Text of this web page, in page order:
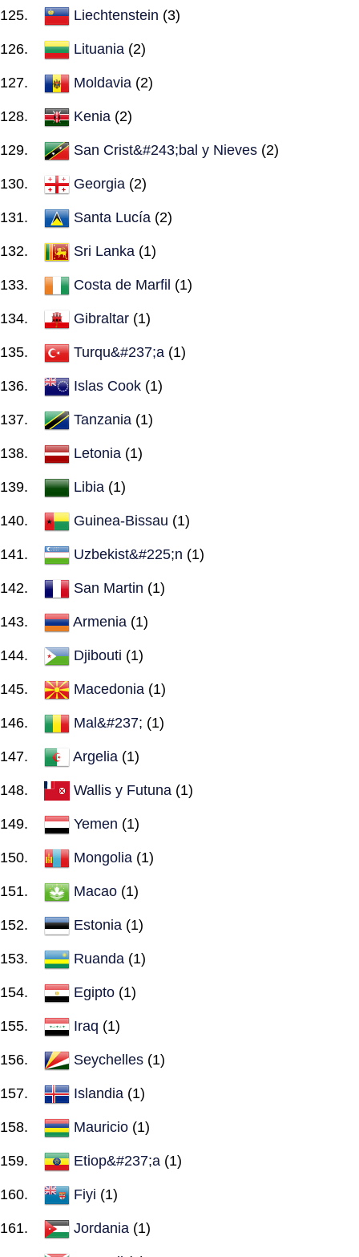
Liechtenstein (3)
Lituania (2)
Moldavia (2)
Kenia (2)
San Crist&#243;bal y Nieves (2)
Georgia (2)
Santa Lucía (2)
Sri Lanka (1)
Costa de Marfil (1)
Gibraltar (1)
Turqu&#237;a (1)
Islas Cook (1)
Tanzania (1)
Letonia (1)
Libia (1)
Guinea-Bissau (1)
Uzbekist&#225;n (1)
San Martin (1)
Armenia (1)
Djibouti (1)
Macedonia (1)
Mal&#237; (1)
Argelia (1)
Wallis y Futuna (1)
Yemen (1)
Mongolia (1)
Macao (1)
Estonia (1)
Ruanda (1)
Egipto (1)
Iraq (1)
Seychelles (1)
Islandia (1)
Mauricio (1)
Etiop&#237;a (1)
Fiyi (1)
Jordania (1)